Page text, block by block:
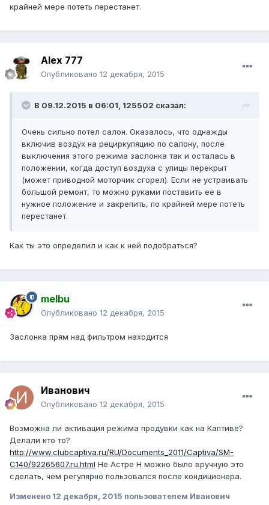
крайней мере потеть перестанет.
Alex 777
Опубликовано 12 декабря, 2015
В 09.12.2015 в 06:01, 125502 сказал:
Очень сильно потел салон. Оказалось, что однажды
включив воздух на рециркуляцию по салону, после
выключения этого режима заслонка так и осталась в
положении, когда доступ воздуха с улицы перекрыт
(может приводной моторчик сгорел). Если не устраивать
большой ремонт, то можно руками поставить ее в
нужное положение и закрепить, по крайней мере потеть
перестанет.
Как ты это определил и как к ней подобраться?
melbu
Опубликовано 12 декабря, 2015
Заслонка прям над фильтром находится
Иванович
Опубликовано 12 декабря, 2015
Возможна ли активация режима продувки как на Каптиве?
Делали кто то?
http://www.clubcaptiva.ru/RU/Documents_2011/Captiva/SM-
C140/92265607.ru.html Не Астре Н можно было вручную это
сделать, чем регулярно пользовался после кондиционера.
Изменено 12 декабря, 2015 пользователем Иванович